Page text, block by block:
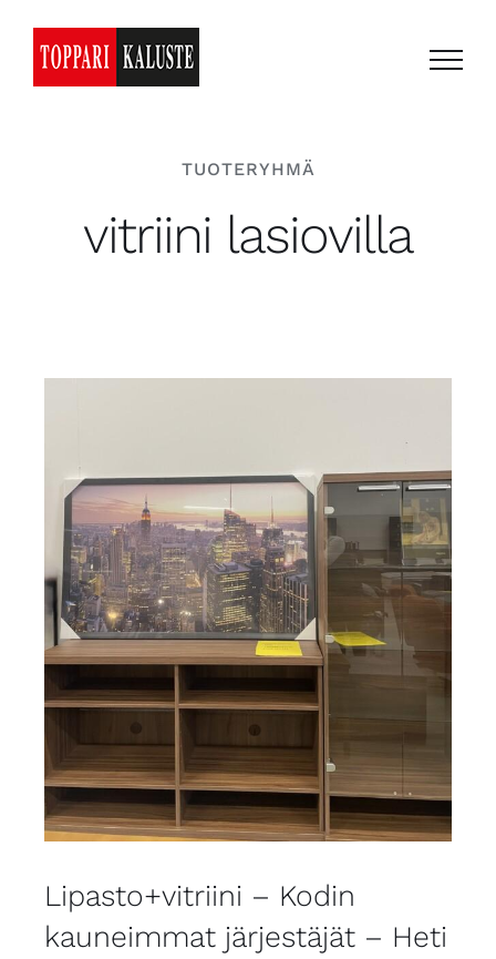
content
TUOTERYHMÄ
vitriini lasiovilla
Lipasto+vitriini – Kodin
kauneimmat järjestäjät – Heti